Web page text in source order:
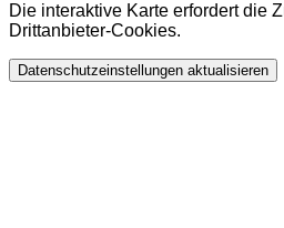
Die interaktive Karte erfordert die
Drittanbieter-Cookies.
Datenschutzeinstellungen aktualisieren